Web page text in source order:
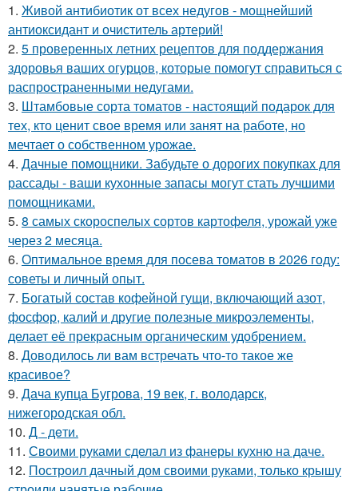
1. Живой антибиотик от всех недугов - мощнейший
антиоксидант и очиститель артерий!
2. 5 проверенных летних рецептов для поддержания
здоровья ваших огурцов, которые помогут справиться с
распространенными недугами.
3. Штамбовые сорта томатов - настоящий подарок для
тех, кто ценит свое время или занят на работе, но
мечтает о собственном урожае.
4. Дачные помощники. Забудьте о дорогих покупках для
рассады - ваши кухонные запасы могут стать лучшими
помощниками.
5. 8 самых скороспелых сортов картофеля, урожай уже
через 2 месяца.
6. Оптимальное время для посева томатов в 2026 году:
советы и личный опыт.
7. Богатый состав кофейной гущи, включающий азот,
фосфор, калий и другие полезные микроэлементы,
делает её прекрасным органическим удобрением.
8. Доводилось ли вам встречать что-то такое же
красивое?
9. Дача купца Бугрова, 19 век, г. володарск,
нижегородская обл.
10. Д - дeти.
11. Своими руками сделал из фанеры кухню на даче.
12. Построил дачный дом своими руками, только крышу